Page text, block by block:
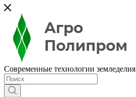
Современные технологии земледелия